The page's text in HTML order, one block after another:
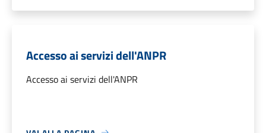
Accesso ai servizi dell'ANPR
Accesso ai servizi dell'ANPR